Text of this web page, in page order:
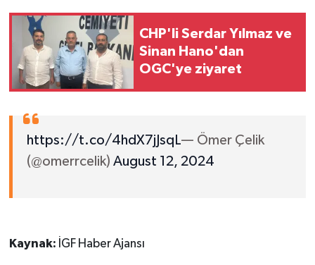
CHP'li Serdar Yılmaz ve
Sinan Hano'dan
OGC'ye ziyaret
https://t.co/4hdX7jJsqL— Ömer Çelik
(@omerrcelik) August 12, 2024
Kaynak: İGF Haber Ajansı